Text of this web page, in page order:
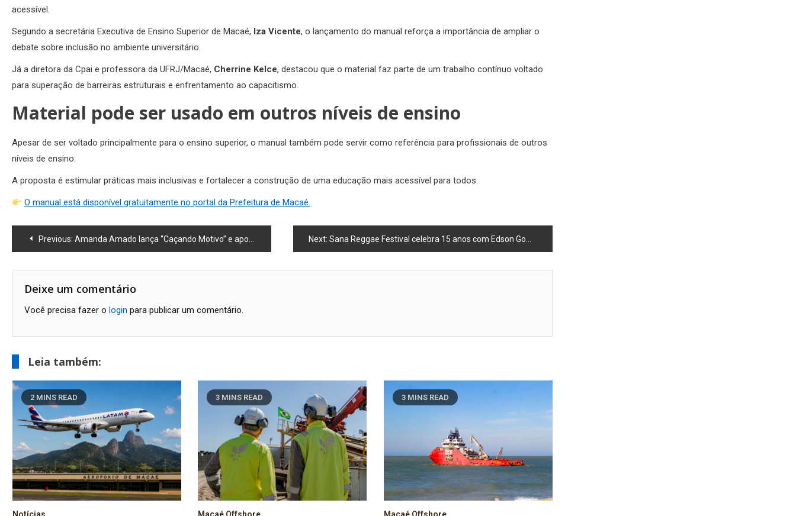
acessível.
Segundo a secretária Executiva de Ensino Superior de Macaé, Iza Vicente, o lançamento do manual reforça a importância de ampliar o
debate sobre inclusão no ambiente universitário.
Já a diretora da Cpai e professora da UFRJ/Macaé, Cherrine Kelce, destacou que o material faz parte de um trabalho contínuo voltado
para superação de barreiras estruturais e enfrentamento ao capacitismo.
Material pode ser usado em outros níveis de ensino
Apesar de ser voltado principalmente para o ensino superior, o manual também pode servir como referência para profissionais de outros
níveis de ensino.
A proposta é estimular práticas mais inclusivas e fortalecer a construção de uma educação mais acessível para todos.
O manual está disponível gratuitamente no portal da Prefeitura de Macaé.
Navegação
de
Post
Previous: Amanda Amado lança “Caçando Motivo” e aposta no pagode romântico sobre amores em crise Next: Sana Reggae Festival celebra 15 anos com Edson Gomes, Dom Luiz e grandes nomes do reggae no Sana
Deixe um comentário
Você precisa fazer o login para publicar um comentário.
Leia também:
2 MINS READ 3 MINS READ 3 MINS READ